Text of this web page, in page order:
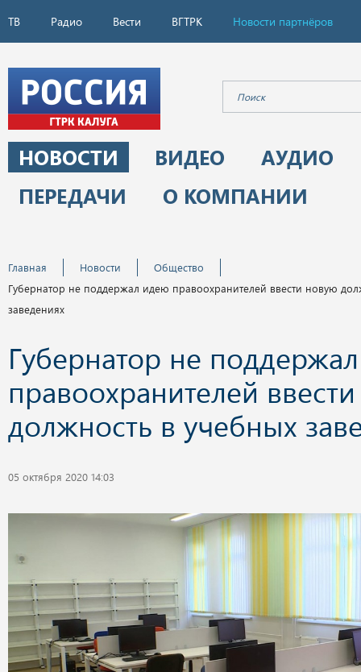
ТВ Радио Вести ВГТРК Новости партнёров
НОВОСТИ ВИДЕО
АУДИО
ПЕРЕДАЧИ
О КОМПАНИИ
Главная Новости
Общество
Губернатор не поддержал идею правоохранителей ввести новую
заведениях
Губернатор не
правоохранителей
должность в учебных
05 октября 2020 14:03